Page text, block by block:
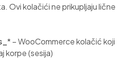
Ovi kolačići ne prikupljaju lične
* – WooCommerce kolačić koji
korpe (sesija)